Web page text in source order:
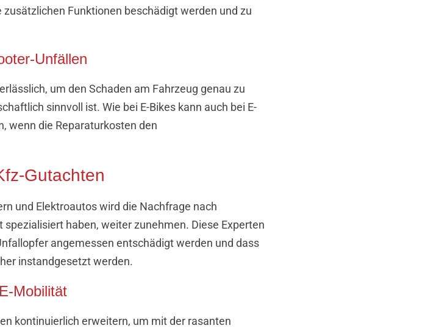
Funktionen beschädigt werden und zu
Unfällen
um den Schaden am Fahrzeug genau zu
sinnvoll ist. Wie bei E-Bikes kann auch bei E-
wenn die Reparaturkosten den
Gutachten
und Elektroautos wird die Nachfrage nach
haben, weiter zunehmen. Diese Experten
angemessen entschädigt werden und dass
instandgesetzt werden.
Mobilität
kontinuierlich erweitern, um mit der rasanten